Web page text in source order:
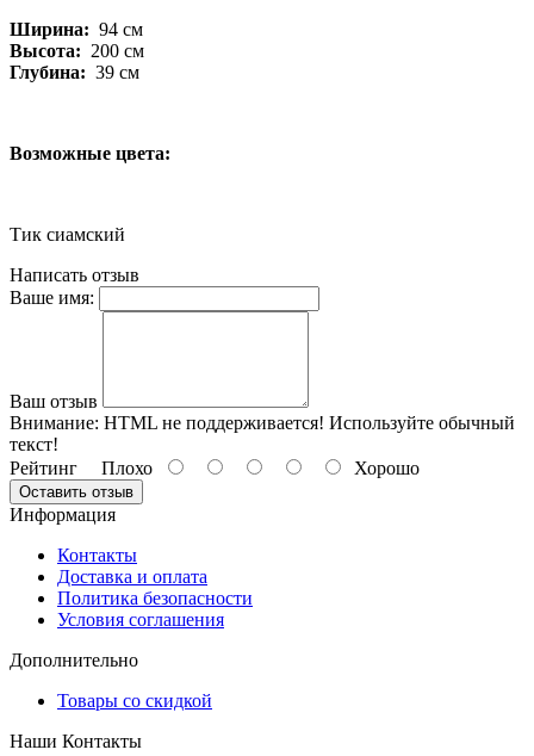
Ширина: 94 см
Высота: 200 см
Глубина: 39 см
Возможные цвета:
Тик сиамский
Написать отзыв
Ваше имя:
Ваш отзыв
Внимание: HTML не поддерживается! Используйте обычный
текст!
Рейтинг Плохо Хорошо
Оставить отзыв
Информация
Контакты
Доставка и оплата
Политика безопасности
Условия соглашения
Дополнительно
Товары со скидкой
Наши Контакты